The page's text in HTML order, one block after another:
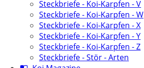
Steckbriefe - Koi-Karpfen - V
Steckbriefe - Koi-Karpfen - W
Steckbriefe - Koi-Karpfen - X
Steckbriefe - Koi-Karpfen - Y
Steckbriefe - Koi-Karpfen - Z
Steckbriefe - Stör - Arten